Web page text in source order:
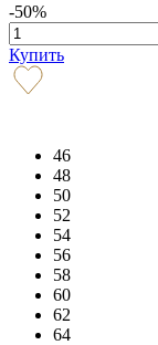
-50%
Купить
46
48
50
52
54
56
58
60
62
64